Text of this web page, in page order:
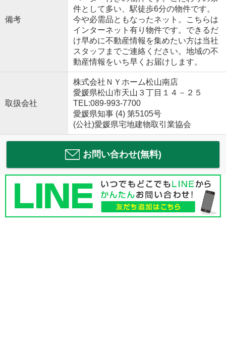
備考
件として多い、駅徒歩6分の物件です。
今や必需品ともなったネット。こちらは
インターネット有り物件です。できるだ
け早めに不動産情報を集めたい方は当社
スタッフまでご連絡ください。地域の不
動産情報をいち早くお届けします。
取扱会社
株式会社ＮＹホーム松山南店
愛媛県松山市天山３丁目１４－２５
TEL:089-993-7700
愛媛県知事 (4) 第5105号
(公社)愛媛県宅地建物取引業協会
お問い合わせ(無料)